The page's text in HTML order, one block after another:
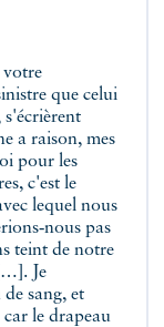
votre
que celui
a raison, mes
pour les
c'est le
lequel nous
pas
teint de notre
Je
sang, et
le drapeau